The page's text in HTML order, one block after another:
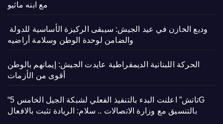
مع ابنه ماثيو
والضامن لوحدة الوطن وسلامة أراضيه
الحركة اللبنانية الديمقراطية عايدت الجيش: إيمانهم بالوطن
أقوى من الأزمات
“تاتش” اعلنت البدء بالتنفيذ الفعلي لشبكة الجيل الخامس 5G
بالتنسيق مع وزارة الاتصالات .. سلام: الريادة تثبت بالافعال